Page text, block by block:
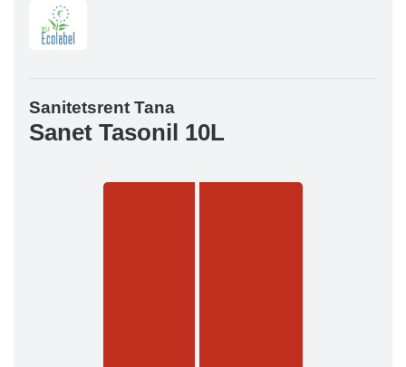
Sanitetsrent Tana
Sanet Tasonil 10L